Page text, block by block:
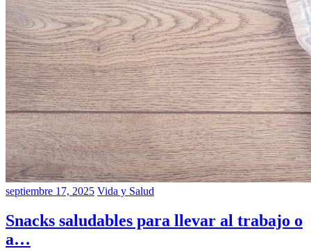
septiembre 17, 2025 Vida y Salud
Snacks saludables para llevar al trabajo o
a…